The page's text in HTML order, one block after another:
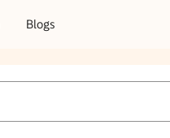
Blogs